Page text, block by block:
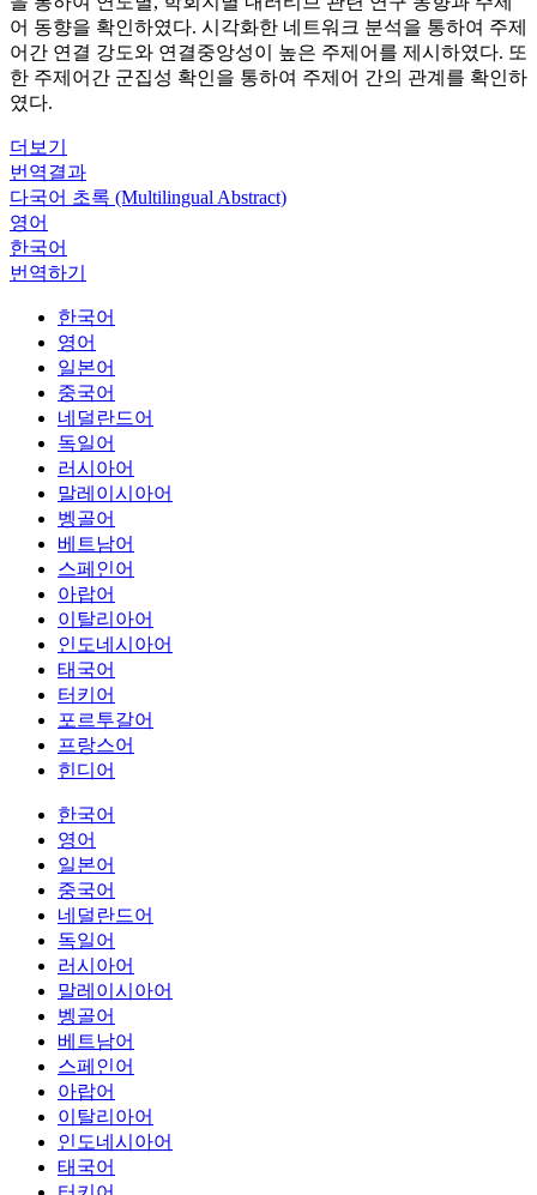
어 동향을 확인하였다. 시각화한 네트워크 분석을 통하여 주제
어간 연결 강도와 연결중앙성이 높은 주제어를 제시하였다. 또
한 주제어간 군집성 확인을 통하여 주제어 간의 관계를 확인하
였다.
더보기
번역결과
다국어 초록 (Multilingual Abstract)
영어
한국어
번역하기
한국어
영어
일본어
중국어
네덜란드어
독일어
러시아어
말레이시아어
벵골어
베트남어
스페인어
아랍어
이탈리아어
인도네시아어
태국어
터키어
포르투갈어
프랑스어
힌디어
한국어
영어
일본어
중국어
네덜란드어
독일어
러시아어
말레이시아어
벵골어
베트남어
스페인어
아랍어
이탈리아어
인도네시아어
태국어